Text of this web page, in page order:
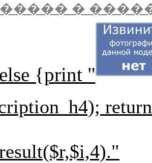
�
{print "